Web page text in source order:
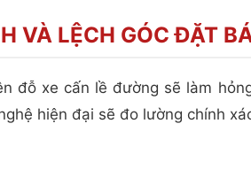
VÀ LỆCH GÓC ĐẶT
đỗ xe cấn lề đường sẽ làm
hiện đại sẽ đo lường chính